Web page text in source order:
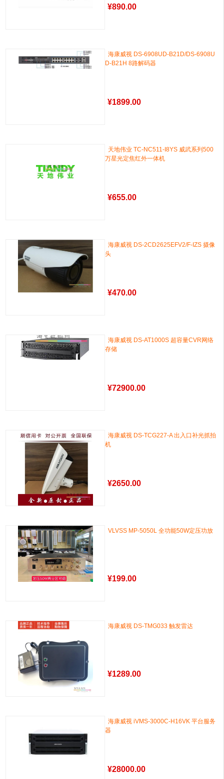
¥890.00
海康威视 DS-6908UD-B21D/DS-6908U
D-B21H 8路解码器
¥1899.00
天地伟业 TC-NC511-I8YS 威武系列500
万星光定焦红外一体机
¥655.00
海康威视 DS-2CD2625EFV2/F-IZS 摄像
头
¥470.00
海康威视 DS-AT1000S 超容量CVR网络
存储
¥72900.00
海康威视 DS-TCG227-A 出入口补光抓拍
机
¥2650.00
VLVSS MP-5050L 全功能50W定压功放
¥199.00
海康威视 DS-TMG033 触发雷达
¥1289.00
海康威视 iVMS-3000C-H16VK 平台服务
器
¥28000.00